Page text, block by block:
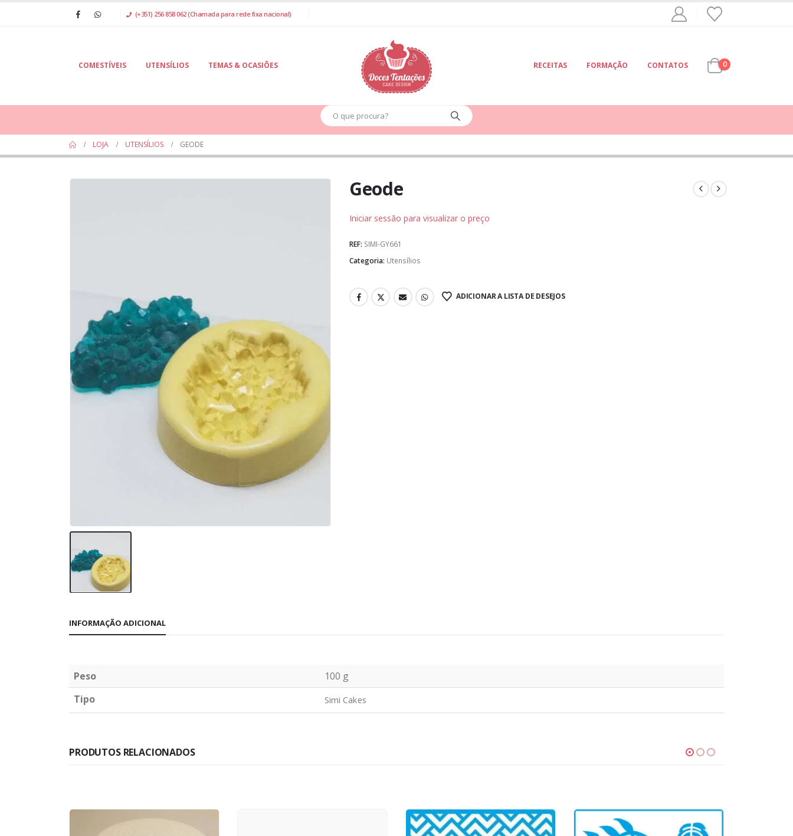
(+351) 256 858 062 (Chamada para rede fixa nacional)
COMESTÍVEIS UTENSÍLIOS TEMAS & OCASIÕES RECEITAS FORMAÇÃO CONTATOS 0
LOJA UTENSÍLIOS GEODE
Geode
Iniciar sessão para visualizar o preço
REF: SIMI-GY661
Categoria: Utensílios
ADICIONAR A LISTA DE DESEJOS
INFORMAÇÃO ADICIONAL
Peso
100 g
Tipo
Simi Cakes
PRODUTOS RELACIONADOS